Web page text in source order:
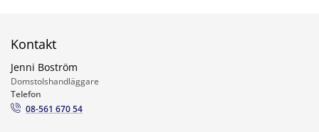
Kontakt
Jenni Boström
Domstolshandläggare
Telefon
08-561 670 54